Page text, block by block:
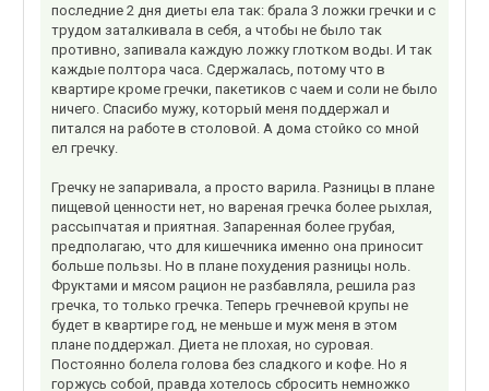
последние 2 дня диеты ела так: брала 3 ложки гречки и с
трудом заталкивала в себя, а чтобы не было так
противно, запивала каждую ложку глотком воды. И так
каждые полтора часа. Сдержалась, потому что в
квартире кроме гречки, пакетиков с чаем и соли не было
ничего. Спасибо мужу, который меня поддержал и
питался на работе в столовой. А дома стойко со мной
ел гречку.
Гречку не запаривала, а просто варила. Разницы в плане
пищевой ценности нет, но вареная гречка более рыхлая,
рассыпчатая и приятная. Запаренная более грубая,
предполагаю, что для кишечника именно она приносит
больше пользы. Но в плане похудения разницы ноль.
Фруктами и мясом рацион не разбавляла, решила раз
гречка, то только гречка. Теперь гречневой крупы не
будет в квартире год, не меньше и муж меня в этом
плане поддержал. Диета не плохая, но суровая.
Постоянно болела голова без сладкого и кофе. Но я
горжусь собой, правда хотелось сбросить немножко